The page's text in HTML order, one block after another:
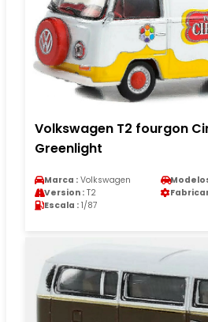
Volkswagen T2 fourgon
Greenlight
Marca : Volkswagen
Version : T2
Escala : 1/87